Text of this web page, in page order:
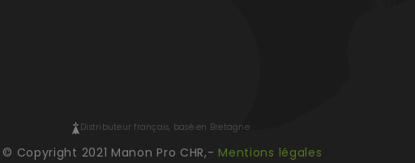
Distributeur français, basé en Bretagne
© Copyright 2021 Manon Pro CHR,- Mentions légales